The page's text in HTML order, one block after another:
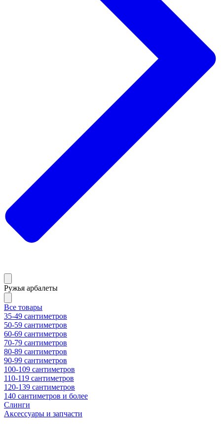
Ружья арбалеты
Все товары
35-49 сантиметров
50-59 сантиметров
60-69 сантиметров
70-79 сантиметров
80-89 сантиметров
90-99 сантиметров
100-109 сантиметров
110-119 сантиметров
120-139 сантиметров
140 сантиметров и более
Слинги
Аксессуары и запчасти